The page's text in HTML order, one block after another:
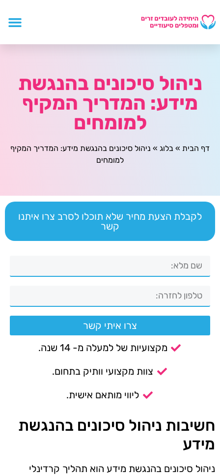
ניהול סיכונים בהנגשת
מידע: המדריך המקיף
למומחים
דף הבית » בלוג » ניהול סיכונים בהנגשת מידע: המדריך המקיף
למומחים
לקבלת הצעת מחיר שלא תוכלו לסרב צרו איתנו
קשר
צרו איתי קשר
מקצועיות של למעלה מ- 14 שנה.
צוות מקצועי וותיק בתחום.
ליווי מותאם אישית.
חשיבות ניהול סיכונים בהנגשת
מידע
ניהול סיכונים בהנגשת מידע הוא תהליך קרדינלי